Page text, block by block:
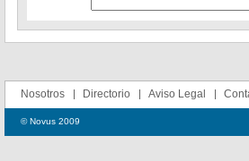
Nosotros Directorio Aviso Legal
© Novus 2009